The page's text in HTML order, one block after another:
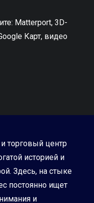
Matterport, 3D-
Карт, видео
торговый центр
историей и
Здесь, на стыке
постоянно ищет
и